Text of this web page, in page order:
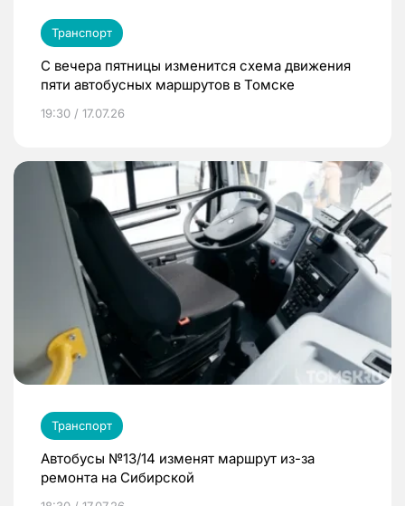
Транспорт
С вечера пятницы изменится схема движения
пяти автобусных маршрутов в Томске
19:30 / 17.07.26
Транспорт
Автобусы №13/14 изменят маршрут из-за
ремонта на Сибирской